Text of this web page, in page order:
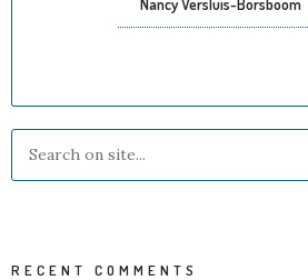
Nancy Versluis-Borsboom
RECENT COMMENTS